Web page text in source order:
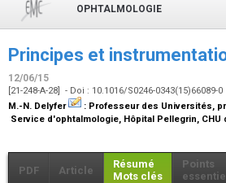
OPHTALMOLOGIE
Principes et
12/06/15
[21-248-A-28] - Doi : 10.1016/S0246-0343(15)66089-0
M.-N. Delyfer
: Professeur des Universités,
Service d'ophtalmologie, Hôpital Pellegrin, CHU
PDF Article
Résumé
Mots clés
Points